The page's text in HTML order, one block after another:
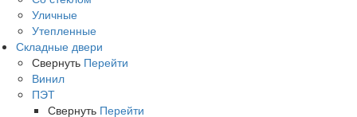
Уличные
Утепленные
Складные двери
Свернуть Перейти
Винил
ПЭТ
Свернуть Перейти